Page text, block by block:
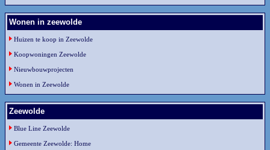
Wonen in zeewolde
Huizen te koop in Zeewolde
Koopwoningen Zeewolde
Nieuwbouwprojecten
Wonen in Zeewolde
Zeewolde
Blue Line Zeewolde
Gemeente Zeewolde: Home